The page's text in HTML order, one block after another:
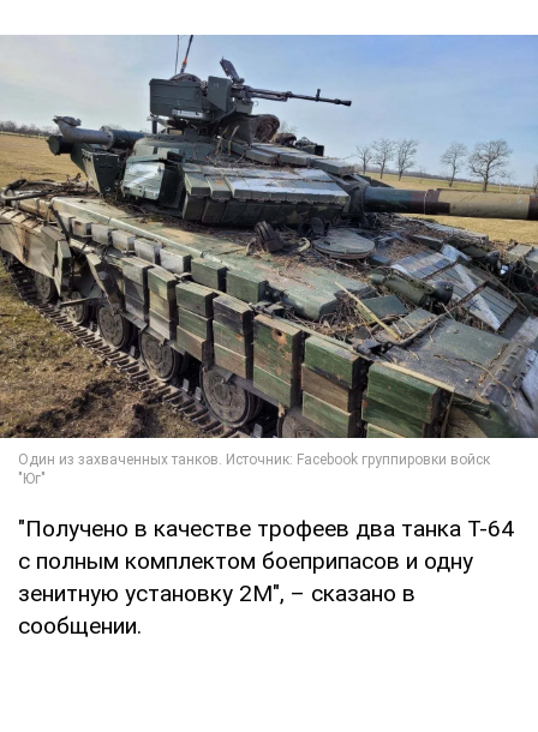
"Получено в качестве трофеев два танка Т-64
с полным комплектом боеприпасов и одну
зенитную установку 2М", – сказано в
сообщении.